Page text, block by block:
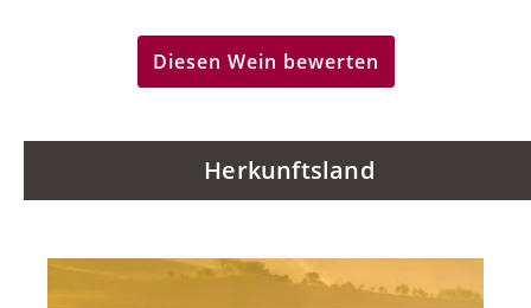
Diesen Wein bewerten
Herkunftsland